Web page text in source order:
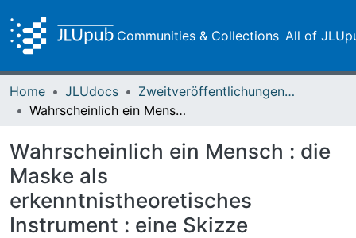
Communities & Collections All of
Home JLUdocs
Zweitveröffentlichungen (grüner Weg)
Wahrscheinlich ein Mensch : die Maske als erkenntnistheoretisches Instrument : eine Skizze
Wahrscheinlich ein Mensch : die
Maske als
erkenntnistheoretisches
Instrument : eine Skizze